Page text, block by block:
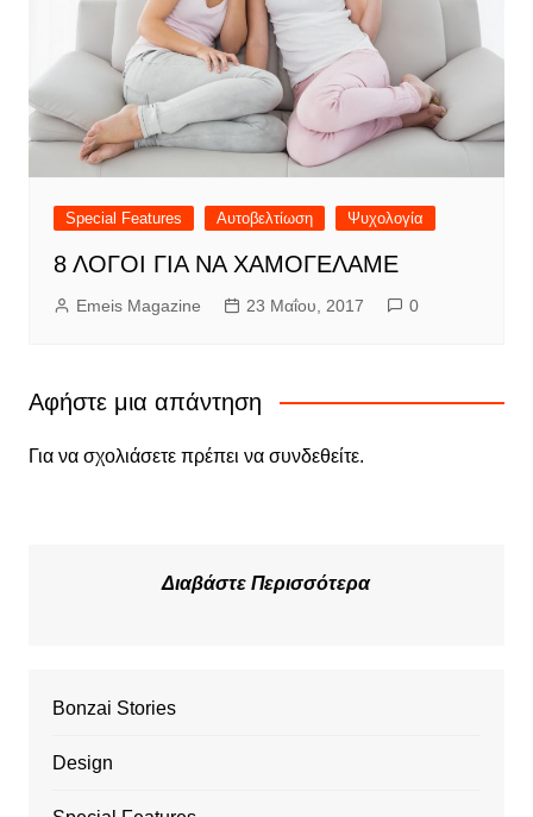
Special Features Αυτοβελτίωση Ψυχολογία
8 ΛΟΓΟΙ ΓΙΑ ΝΑ ΧΑΜΟΓΕΛΑΜΕ
Emeis Magazine 23 Μαΐου, 2017 0
Αφήστε μια απάντηση
Για να σχολιάσετε πρέπει να συνδεθείτε.
Διαβάστε Περισσότερα
Bonzai Stories
Design